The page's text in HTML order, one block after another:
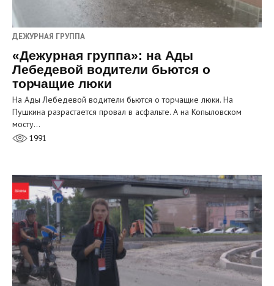
ДЕЖУРНАЯ ГРУППА
«Дежурная группа»: на Ады
Лебедевой водители бьются о
торчащие люки
На Ады Лебедевой водители бьются о торчащие люки. На
Пушкина разрастается провал в асфальте. А на Копыловском
мосту…
1991